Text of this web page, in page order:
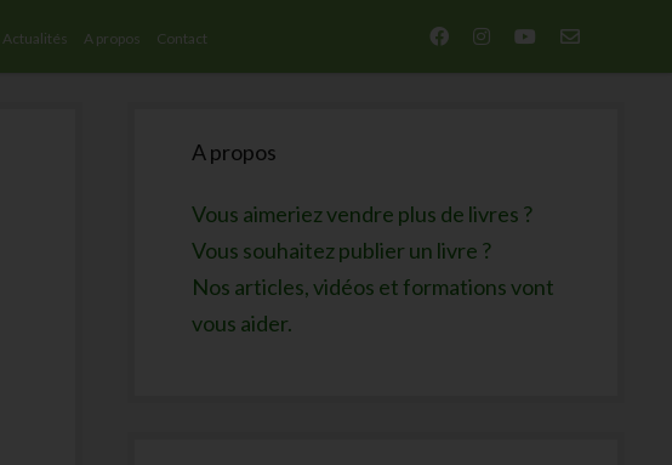
Actualités A propos Contact facebookinstagram
youtubeemail-
Sidebar
A propos
Vous aimeriez vendre plus de livres ?
Vous souhaitez publier un livre ?
Nos articles, vidéos et formations vont
vous aider.